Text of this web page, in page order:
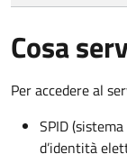
Cosa
Per accedere al
SPID
d’identità